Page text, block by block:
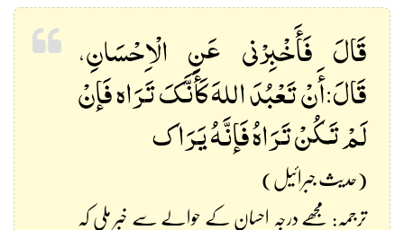
قَالَ فَأَخْبِرْنی عَنِ الْاِحْسَانِ،
قَالَ:أَنْ تَعْبُدَ اللہَ کَأَنَّکَ تَرَاہ فَإنْ
لَمْ تَکُنْ تَرَاہُ فَإنَّہُ یَرَاک
(حدیث جبرائیل)
ترجمہ: مجھے درجہ احسان کے حوالے سے خبر ملی کہ